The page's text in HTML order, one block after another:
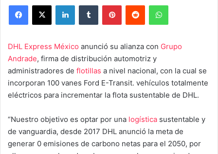
DHL Express México anunció su alianza con Grupo
Andrade, firma de distribución automotriz y
administradores de flotillas a nivel nacional, con la cual se
incorporan 100 vanes Ford E-Transit. vehículos totalmente
eléctricos para incrementar la flota sustentable de DHL.
“Nuestro objetivo es optar por una logística sustentable y
de vanguardia, desde 2017 DHL anunció la meta de
generar 0 emisiones de carbono netas para el 2050, por